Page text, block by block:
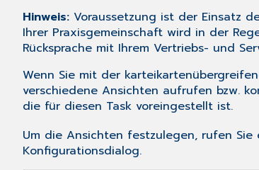
Hinweis: Voraussetzung ist der Einsatz
Ihrer Praxisgemeinschaft wird in der
Rücksprache mit Ihrem Vertriebs- und
Wenn Sie mit der
verschiedene Ansichten aufrufen bzw.
die für diesen Task voreingestellt ist.
Um die Ansichten festzulegen, rufen
Konfigurationsdialog.